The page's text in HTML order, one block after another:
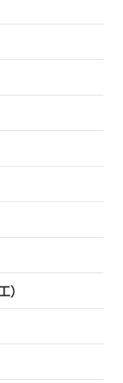
）